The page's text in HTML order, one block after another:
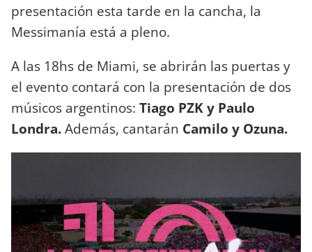
presentación esta tarde en la cancha, la
Messimanía está a pleno.
A las 18hs de Miami, se abrirán las puertas y
el evento contará con la presentación de dos
músicos argentinos: Tiago PZK y Paulo
Londra.Además, cantarán Camilo y Ozuna.